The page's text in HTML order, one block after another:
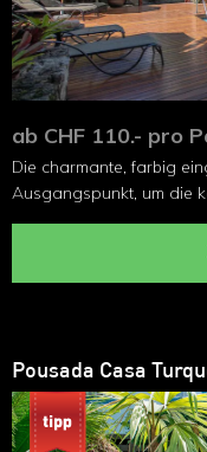
ab CHF 110.- pro
Die charmante, farbig
Ausgangspunkt, um die
Pousada Casa